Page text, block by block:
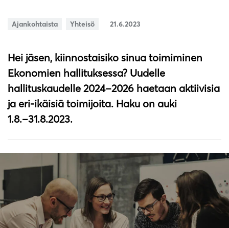
Ajankohtaista Yhteisö 21.6.2023
Hei jäsen, kiinnostaisiko sinua toimiminen
Ekonomien hallituksessa? Uudelle
hallituskaudelle 2024−2026 haetaan aktiivisia
ja eri-ikäisiä toimijoita. Haku on auki
1.8.−31.8.2023.